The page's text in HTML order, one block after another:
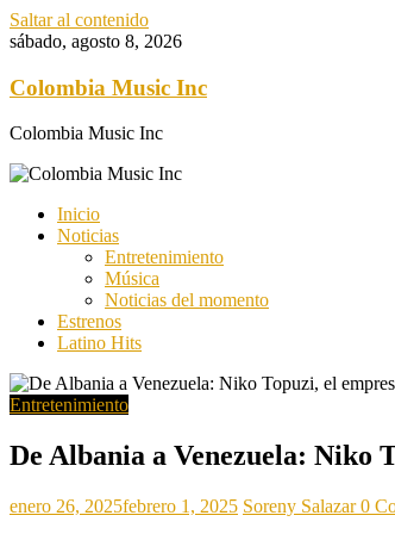
Saltar al contenido
sábado, agosto 8, 2026
Colombia Music Inc
Colombia Music Inc
Inicio
Noticias
Entretenimiento
Música
Noticias del momento
Estrenos
Latino Hits
Entretenimiento
De Albania a Venezuela: Niko
enero 26, 2025febrero 1, 2025 Soreny Salazar0